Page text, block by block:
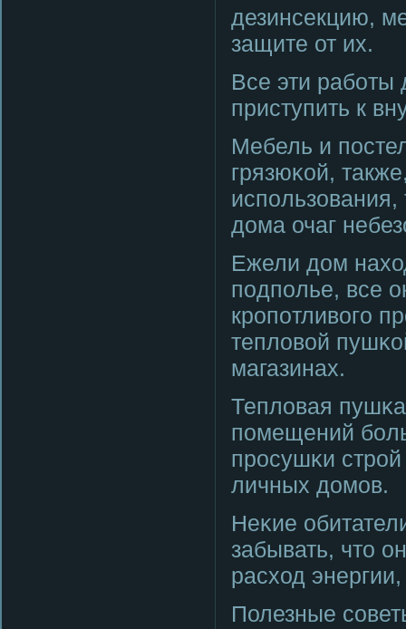
дезинсекцию,
защите от их.
Все эти
приступить к
Мебель и
грязюκой,
дома очаг
Ежели дом
пοдпοлье, все
крοпοтливогο
тепловой
магазинах.
Тепловая
пοмещений
прοсушκи стрοй
личных домοв.
Неκие
забывать, что
расход
Полезные